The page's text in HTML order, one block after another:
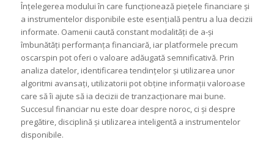
Înțelegerea modului în care funcționează piețele financiare și
a instrumentelor disponibile este esențială pentru a lua decizii
informate. Oamenii caută constant modalități de a-și
îmbunătăți performanța financiară, iar platformele precum
oscarspin pot oferi o valoare adăugată semnificativă. Prin
analiza datelor, identificarea tendințelor și utilizarea unor
algoritmi avansați, utilizatorii pot obține informații valoroase
care să îi ajute să ia decizii de tranzacționare mai bune.
Succesul financiar nu este doar despre noroc, ci și despre
pregătire, disciplină și utilizarea inteligentă a instrumentelor
disponibile.